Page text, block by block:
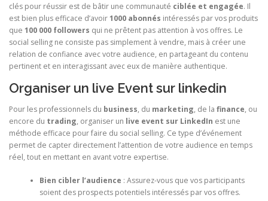
clés pour réussir est de bâtir une communauté ciblée et engagée. Il
est bien plus efficace d’avoir1000 abonnés intéressés par vos produits
que 100 000 followers qui ne prêtent pas attention à vos offres. Le
social selling ne consiste pas simplement à vendre, mais à créer une
relation de confiance avec votre audience, en partageant du contenu
pertinent et en interagissant avec eux de manière authentique.
Organiser un live Event sur linkedin
Pour les professionnels du business, du marketing, de la finance, ou
encore du trading, organiser un live event sur LinkedIn est une
méthode efficace pour faire du social selling. Ce type d’événement
permet de capter directement l’attention de votre audience en temps
réel, tout en mettant en avant votre expertise.
Bien cibler l’audience : Assurez-vous que vos participants
soient des prospects potentiels intéressés par vos offres.